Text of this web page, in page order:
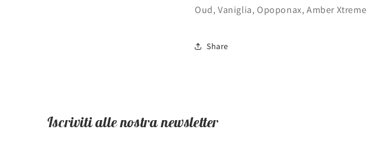
Oud, Vaniglia, Opoponax, Amber Xtreme
Share
Iscriviti alle nostra newsletter